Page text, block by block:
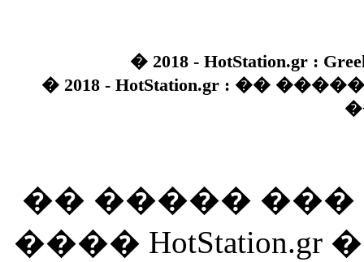
� 2018 - HotStation.gr :
� 2018 - HotStation.gr : ��
�� �����
����